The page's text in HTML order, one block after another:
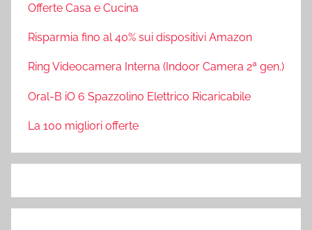
Offerte Casa e Cucina
Risparmia fino al 40% sui dispositivi Amazon
Ring Videocamera Interna (Indoor Camera 2ª gen.)
Oral-B iO 6 Spazzolino Elettrico Ricaricabile
La 100 migliori offerte